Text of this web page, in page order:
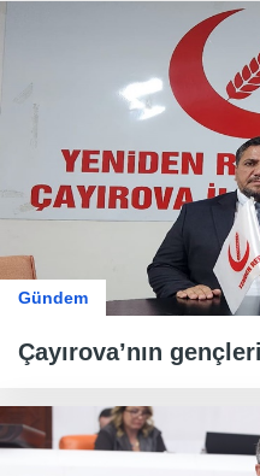
Gündem
Çayırova’nın